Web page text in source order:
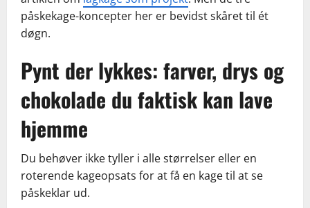
påskekage-koncepter her er bevidst skåret til ét
døgn.
Pynt der lykkes: farver, drys og
chokolade du faktisk kan lave
hjemme
Du behøver ikke tyller i alle størrelser eller en
roterende kageopsats for at få en kage til at se
påskeklar ud.